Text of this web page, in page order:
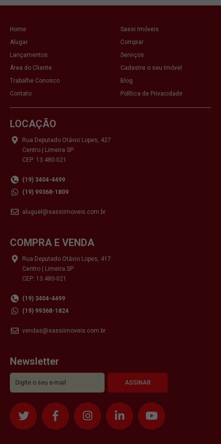
Home
Sassi Imóveis
Alugar
Comprar
Lançamentos
Serviços
Área do Cliente
Cadastre o seu Imóvel
Trabalhe Conosco
Blog
Contato
Política de Privacidade
LOCAÇÃO
Rua Deputado Otávio Lopes, 427
Centro | Limeira SP
CEP: 13.480-021
(19) 3404-4499
(19) 99368-1809
aluguel@sassiimoveis.com.br
COMPRA E VENDA
Rua Deputado Otávio Lopes, 417
Centro | Limeira SP
CEP: 13.480-021
(19) 3404-4499
(19) 99368-1824
vendas@sassiimoveis.com.br
Newsletter